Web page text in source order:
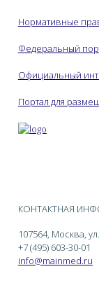
Нормативные
Федеральный
Официальный
Портал для
КОНТАКТНАЯ
107564, Москва,
+7 (495) 603-30-01
info@mainmed.ru